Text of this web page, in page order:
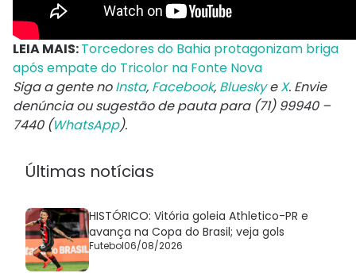
LEIA MAIS:Torcedores do Bahia protagonizam briga
após empate do Tricolor na Fonte Nova
Siga a gente noInsta, Facebook, BlueskyeX. Envie
denúncia ou sugestão de pauta para (71) 99940 –
7440 (WhatsApp).
Últimas notícias
HISTÓRICO: Vitória goleia Athletico-PR e
avança na Copa do Brasil; veja gols
Futebol06/08/2026